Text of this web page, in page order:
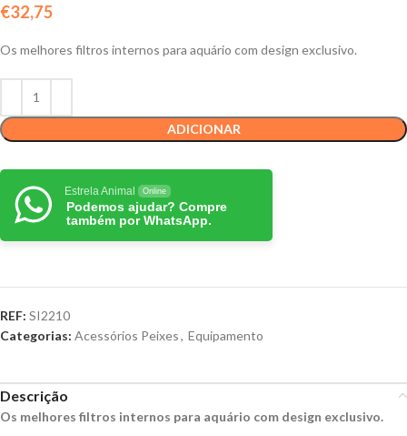
€32,75
Os melhores filtros internos para aquário com design exclusivo.
ADICIONAR
Estrela Animal Online
Podemos ajudar? Compre
também por WhatsApp.
REF: SI2210
Categorias: Acessórios Peixes, Equipamento
Descrição
Os melhores filtros internos para aquário com design exclusivo.